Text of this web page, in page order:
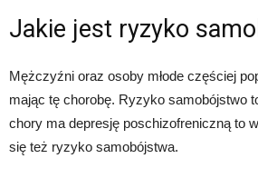
Jakie jest ryzyko
Mężczyźni oraz osoby młode częściej
mając tę chorobę. Ryzyko samobójstwo
chory ma depresję poschizofreniczną to
się też ryzyko samobójstwa.